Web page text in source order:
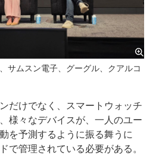
サムスン電子、グーグル、クアルコ
だけでなく、スマートウォッチ
様々なデバイスが、一人のユー
を予測するように振る舞うに
で管理されている必要がある。